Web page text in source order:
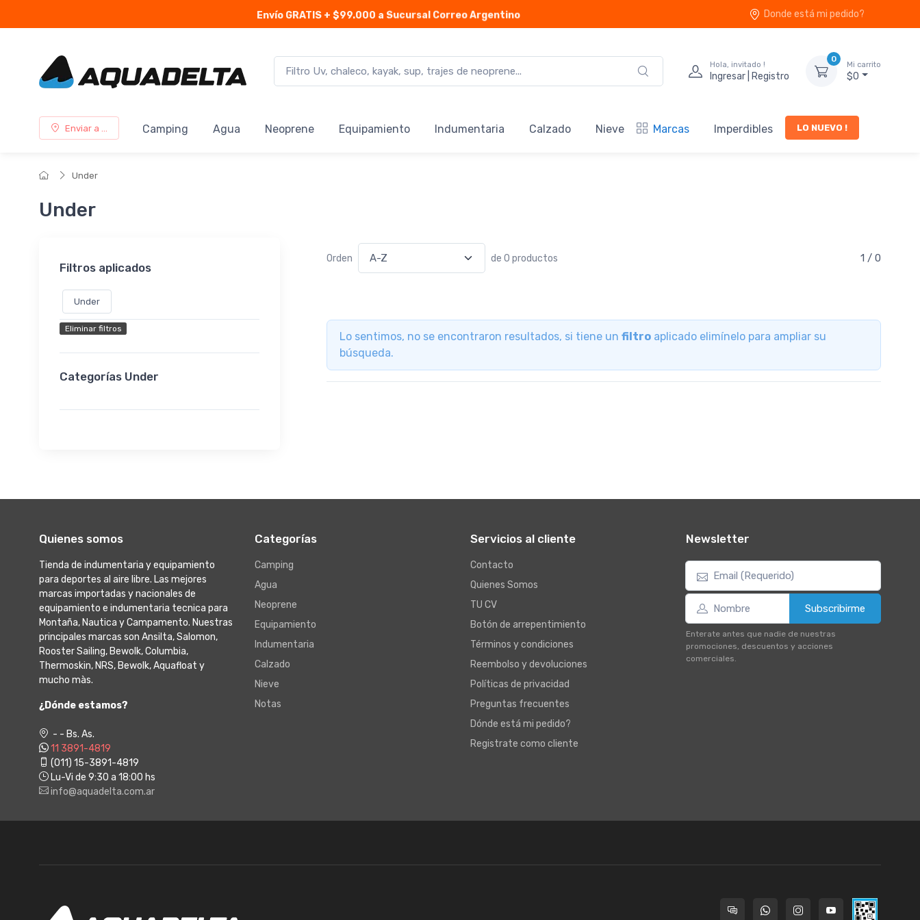
Envío GRATIS + $99.000 a Sucursal Correo Argentino Donde está mi pedido?
Hola, invitado !
Ingresar | Registro
0
Mi carrito
$0
Enviar a ... Camping Agua Neoprene Equipamiento Indumentaria Calzado Nieve Marcas Imperdibles LO NUEVO !
Under
Under
Filtros aplicados
Under
Eliminar filtros
Categorías Under
Orden de 0 productos 1 / 0
Lo sentimos, no se encontraron resultados, si tiene un filtro aplicado elimínelo para ampliar su
búsqueda.
Quienes somos
Tienda de indumentaria y equipamiento
para deportes al aire libre. Las mejores
marcas importadas y nacionales de
equipamiento e indumentaria tecnica para
Montaña, Nautica y Campamento. Nuestras
principales marcas son Ansilta, Salomon,
Rooster Sailing, Bewolk, Columbia,
Thermoskin, NRS, Bewolk, Aquafloat y
mucho màs.
¿Dónde estamos?
- - Bs. As.
11 3891-4819
(011) 15-3891-4819
Lu-Vi de 9:30 a 18:00 hs
info@aquadelta.com.ar
Categorías
Camping
Agua
Neoprene
Equipamiento
Indumentaria
Calzado
Nieve
Notas
Servicios al cliente
Contacto
Quienes Somos
TU CV
Botón de arrepentimiento
Términos y condiciones
Reembolso y devoluciones
Políticas de privacidad
Preguntas frecuentes
Dónde está mi pedido?
Registrate como cliente
Newsletter
Subscribirme
Enterate antes que nadie de nuestras
promociones, descuentos y acciones
comerciales.